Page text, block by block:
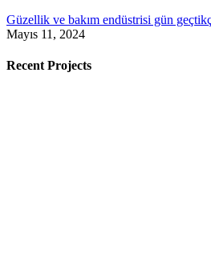
Güzellik ve bakım endüstrisi gün
Mayıs 11, 2024
Recent Projects